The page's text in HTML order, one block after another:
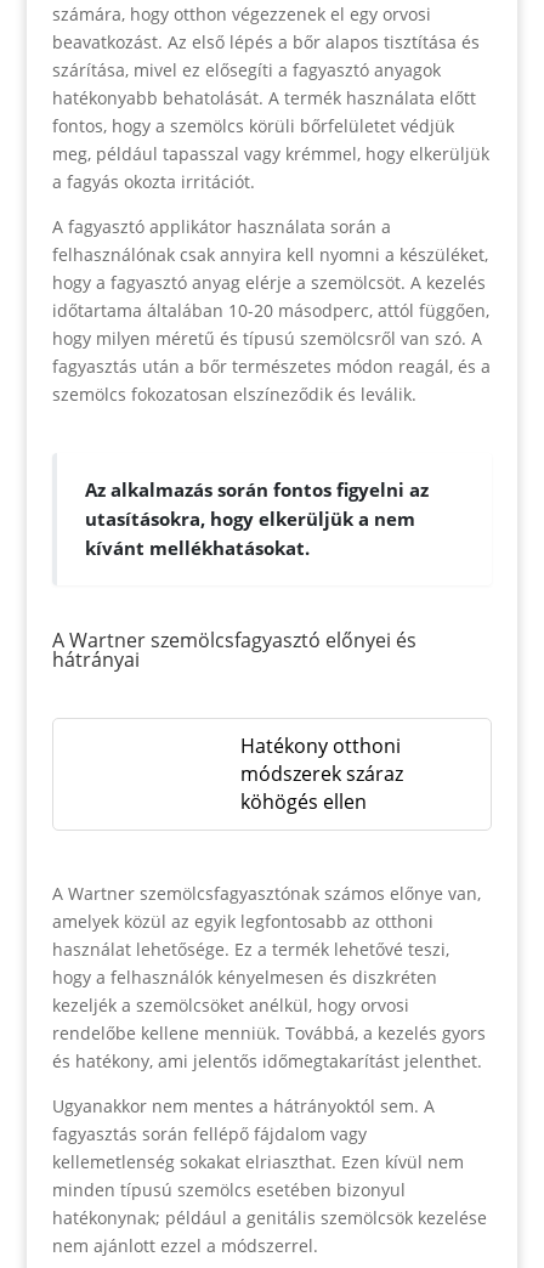
számára, hogy otthon végezzenek el egy orvosi
beavatkozást. Az első lépés a bőr alapos tisztítása és
szárítása, mivel ez elősegíti a fagyasztó anyagok
hatékonyabb behatolását. A termék használata előtt
fontos, hogy a szemölcs körüli bőrfelületet védjük
meg, például tapasszal vagy krémmel, hogy elkerüljük
a fagyás okozta irritációt.
A fagyasztó applikátor használata során a
felhasználónak csak annyira kell nyomni a készüléket,
hogy a fagyasztó anyag elérje a szemölcsöt. A kezelés
időtartama általában 10-20 másodperc, attól függően,
hogy milyen méretű és típusú szemölcsről van szó. A
fagyasztás után a bőr természetes módon reagál, és a
szemölcs fokozatosan elszíneződik és leválik.
Az alkalmazás során fontos figyelni az
utasításokra, hogy elkerüljük a nem
kívánt mellékhatásokat.
A Wartner szemölcsfagyasztó előnyei és
hátrányai
Hatékony otthoni
módszerek száraz
köhögés ellen
A Wartner szemölcsfagyasztónak számos előnye van,
amelyek közül az egyik legfontosabb az otthoni
használat lehetősége. Ez a termék lehetővé teszi,
hogy a felhasználók kényelmesen és diszkréten
kezeljék a szemölcsöket anélkül, hogy orvosi
rendelőbe kellene menniük. Továbbá, a kezelés gyors
és hatékony, ami jelentős időmegtakarítást jelenthet.
Ugyanakkor nem mentes a hátrányoktól sem. A
fagyasztás során fellépő fájdalom vagy
kellemetlenség sokakat elriaszthat. Ezen kívül nem
minden típusú szemölcs esetében bizonyul
hatékonynak; például a genitális szemölcsök kezelése
nem ajánlott ezzel a módszerrel.